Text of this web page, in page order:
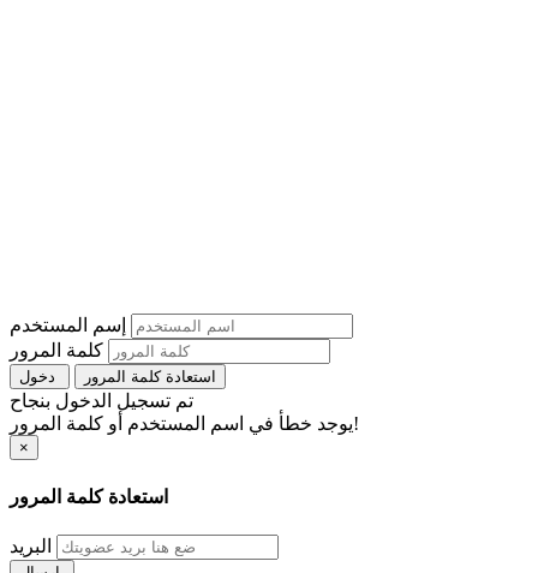
إسم المستخدم
كلمة المرور
استعادة كلمة المرور
تم تسجيل الدخول بنجاح
يوجد خطأ في اسم المستخدم أو كلمة المرور!
×
استعادة كلمة المرور
البريد